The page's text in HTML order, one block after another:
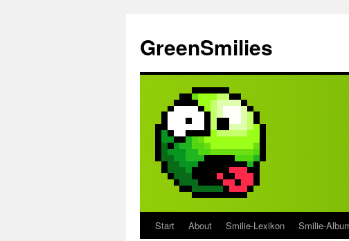
springen
GreenSmilies
Start About Smilie-Lexikon Smilie-